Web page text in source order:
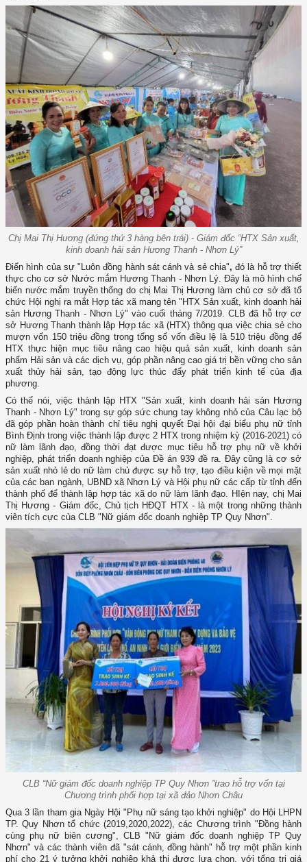
Chị Mai Thị Hương (đứng thứ 3 hàng bên trái) - Giám đốc “HTX Sản xuất,
kinh doanh hải sản Hương Thanh - Nhơn Lý”
Điển hình của sự "Luôn đồng hành sát cánh và sẻ chia", đó là hỗ trợ thiết
thực cho cơ sở Nước mắm Hương Thanh - Nhơn Lý. Đây là mô hình chế
biến nước mắm truyền thống do chị Mai Thị Hương làm chủ cơ sở đã tổ
chức Hội nghị ra mắt Hợp tác xã mang tên "HTX Sản xuất, kinh doanh hải
sản Hương Thanh - Nhơn Lý" vào cuối tháng 7/2019. CLB đã hỗ trợ cơ
sở Hương Thanh thành lập Hợp tác xã (HTX) thông qua việc chia sẻ cho
mượn vốn 150 triệu đồng trong tổng số vốn điều lệ là 510 triệu đồng để
HTX thực hiện mục tiêu nâng cao hiệu quả sản xuất, kinh doanh sản
phẩm Hải sản và các dịch vụ, góp phần nâng cao giá trị bền vững cho sản
xuất thủy hải sản, tạo động lực thúc đẩy phát triển kinh tế của địa
phương.
Có thể nói, việc thành lập HTX "Sản xuất, kinh doanh hải sản Hương
Thanh - Nhơn Lý" trong sự góp sức chung tay không nhỏ của Câu lạc bộ
đã góp phần hoàn thành chỉ tiêu nghị quyết Đại hội đại biểu phụ nữ tỉnh
Bình Định trong việc thành lập được 2 HTX trong nhiệm kỳ (2016-2021) có
nữ làm lãnh đạo, đồng thời đạt được mục tiêu hỗ trợ phụ nữ về khởi
nghiệp, phát triển doanh nghiệp của Đề án 939 đề ra. Đây cũng là cơ sở
sản xuất nhỏ lẻ do nữ làm chủ được sự hỗ trợ, tạo điều kiện về mọi mặt
của các ban ngành, UBND xã Nhơn Lý và Hội phụ nữ các cấp từ tỉnh đến
thành phố để thành lập hợp tác xã do nữ làm lãnh đạo. HIện nay, chị Mai
Thị Hương - Giám đốc, Chủ tịch HĐQT HTX - là một trong những thành
viên tích cực của CLB "Nữ giám đốc doanh nghiệp TP Quy Nhơn".
CLB “Nữ giám đốc doanh nghiệp TP Quy Nhơn ”trao hỗ trợ vốn tại
Chương trình phối hợp tại xã đảo Nhơn Châu
Qua 3 lần tham gia Ngày Hội "Phụ nữ sáng tạo khởi nghiệp" do Hội LHPN
TP. Quy Nhơn tổ chức (2019,2020,2022), các Chương trình "Đồng hành
cùng phụ nữ biên cương", CLB "Nữ giám đốc doanh nghiệp TP Quy
Nhơn" và các thành viên đã "sát cánh, đồng hành" hỗ trợ một phần kinh
phí cho 21 ý tưởng khởi nghiệp khả thi được lựa chọn, với tổng trị giá